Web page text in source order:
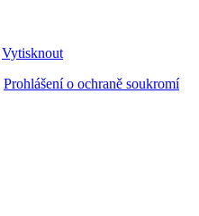
Vytisknout
Prohlášení o ochraně soukromí